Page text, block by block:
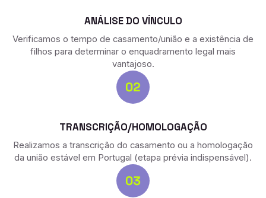
ANÁLISE DO VÍNCULO
Verificamos o tempo de casamento/união e a existência de
filhos para determinar o enquadramento legal mais
vantajoso.
TRANSCRIÇÃO/HOMOLOGAÇÃO
Realizamos a transcrição do casamento ou a homologação
da união estável em Portugal (etapa prévia indispensável).